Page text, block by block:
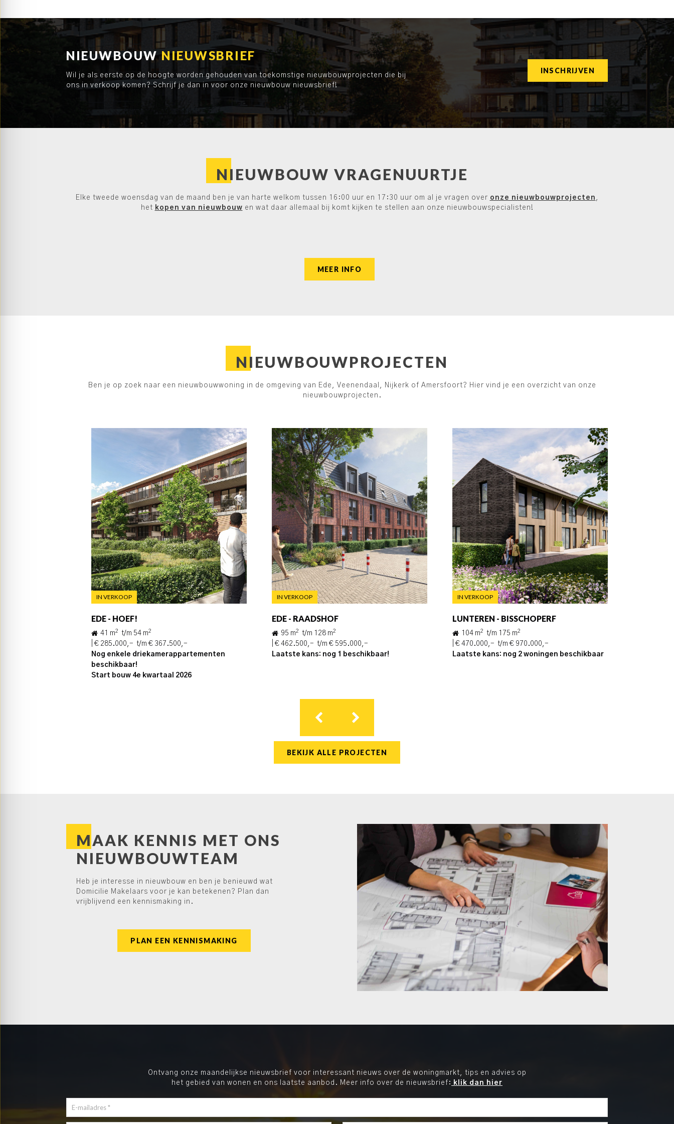
NIEUWBOUWNIEUWSBRIEF
Wil je als eerste op de hoogte worden gehouden van toekomstige nieuwbouwprojecten die bij
ons in verkoop komen? Schrijf je dan in voor onze nieuwbouw nieuwsbrief!
INSCHRIJVEN
NIEUWBOUW VRAGENUURTJE
Elke tweede woensdag van de maand ben je van harte welkom tussen 16:00 uur en 17:30 uur om al je vragen over onze nieuwbouwprojecten ,
het kopen van nieuwbouw en wat daar allemaal bij komt kijken te stellen aan onze nieuwbouwspecialisten!
MEER INFO
NIEUWBOUWPROJECTEN
Ben je op zoek naar een nieuwbouwwoning in de omgeving van Ede, Veenendaal, Nijkerk of Amersfoort? Hier vind je een overzicht van onze
nieuwbouwprojecten.
IN VERKOOP
EDE - HOEF!
41 m2 t/m 54 m2
| € 285.000,- t/m € 367.500,-
Nog enkele driekamerappartementen
beschikbaar!
Start bouw 4e kwartaal 2026
IN VERKOOP
EDE - RAADSHOF
95 m2 t/m 128 m2
| € 462.500,- t/m € 595.000,-
Laatste kans: nog 1 beschikbaar!
IN VERKOOP
LUNTEREN - BISSCHOPERF
104 m2 t/m 175 m2
| € 470.000,- t/m € 970.000,-
Laatste kans: nog 2 woningen beschikbaar
BEKIJK ALLE PROJECTEN
MAAK KENNIS MET ONS
NIEUWBOUWTEAM
Heb je interesse in nieuwbouw en ben je benieuwd wat
Domicilie Makelaars voor je kan betekenen? Plan dan
vrijblijvend een kennismaking in.
PLAN EEN KENNISMAKING
Ontvang onze maandelijkse nieuwsbrief voor interessant nieuws over de woningmarkt, tips en advies op
het gebied van wonen en ons laatste aanbod. Meer info over de nieuwsbrief: klik dan hier